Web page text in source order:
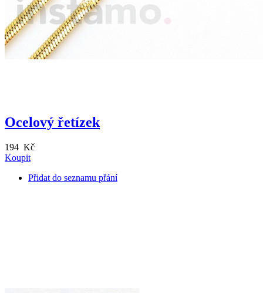
Ocelový řetízek
194 Kč
Koupit
Přidat do seznamu přání